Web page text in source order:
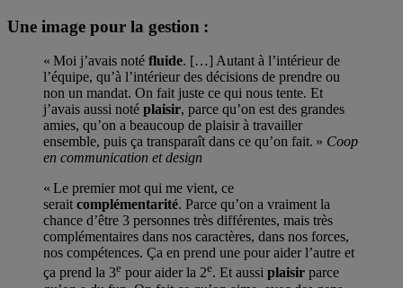
Une image pour la gestion :
« Moi j’avais noté fluide. […] Autant à l’intérieur de
l’équipe, qu’à l’intérieur des décisions de prendre ou
non un mandat. On fait juste ce qui nous tente. Et
j’avais aussi noté plaisir, parce qu’on est des grandes
amies, qu’on a beaucoup de plaisir à travailler
ensemble, puis ça transparaît dans ce qu’on fait. » Coop
en communication et design
« Le premier mot qui me vient, ce
serait complémentarité. Parce qu’on a vraiment la
chance d’être 3 personnes très différentes, mais très
complémentaires dans nos caractères, dans nos forces,
nos compétences. Ça en prend une pour aider l’autre et
ça prend la 3e pour aider la 2e. Et aussi plaisir parce